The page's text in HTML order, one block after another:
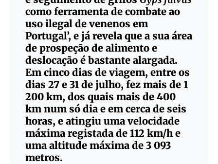
como ferramenta de combate ao
uso ilegal de venenos em
Portugal’, e já revela que a sua área
de prospeção de alimento e
deslocação é bastante alargada.
Em cinco dias de viagem, entre os
dias 27 e 31 de julho, fez mais de 1
200 km, dos quais mais de 400
km num só dia e em cerca de seis
horas, e atingiu uma velocidade
máxima registada de 112 km/h e
uma altitude máxima de 3 093
metros.